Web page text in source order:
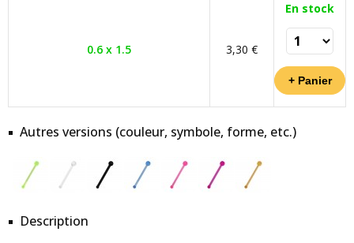
0.6 x 1.5 3,30 €
En stock
Autres versions (couleur, symbole, forme, etc.)
Description